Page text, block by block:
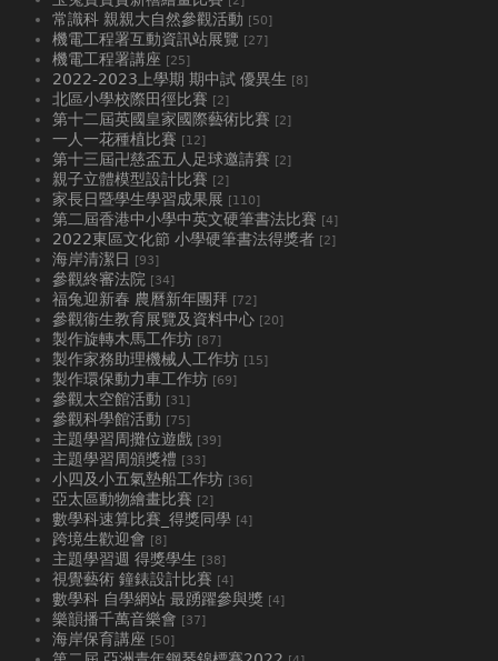
常識科 親親大自然參觀活動 [50]
機電工程署互動資訊站展覽 [27]
機電工程署講座 [25]
2022-2023上學期 期中試 優異生 [8]
北區小學校際田徑比賽 [2]
第十二屆英國皇家國際藝術比賽 [2]
一人一花種植比賽 [12]
第十三屆卍慈盃五人足球邀請賽 [2]
親子立體模型設計比賽 [2]
家長日暨學生學習成果展 [110]
第二屆香港中小學中英文硬筆書法比賽 [4]
2022東區文化節 小學硬筆書法得獎者 [2]
海岸清潔日 [93]
參觀終審法院 [34]
福兔迎新春 農曆新年團拜 [72]
參觀衞生教育展覽及資料中心 [20]
製作旋轉木馬工作坊 [87]
製作家務助理機械人工作坊 [15]
製作環保動力車工作坊 [69]
參觀太空館活動 [31]
參觀科學館活動 [75]
主題學習周攤位遊戲 [39]
主題學習周頒獎禮 [33]
小四及小五氣墊船工作坊 [36]
亞太區動物繪畫比賽 [2]
數學科速算比賽_得獎同學 [4]
跨境生歡迎會 [8]
主題學習週 得獎學生 [38]
視覺藝術 鐘錶設計比賽 [4]
數學科 自學網站 最踴躍參與獎 [4]
樂韻播千萬音樂會 [37]
海岸保育講座 [50]